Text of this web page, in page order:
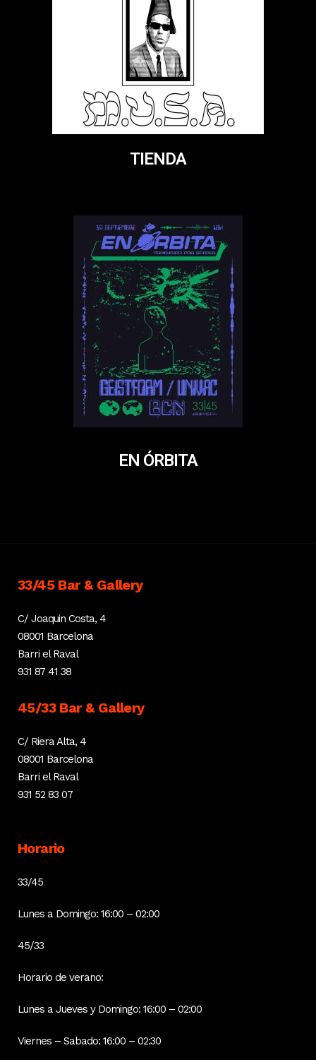
TIENDA
EN ÓRBITA
33/45 Bar & Gallery
C/ Joaquin Costa, 4
08001 Barcelona
Barri el Raval
931 87 41 38
45/33 Bar & Gallery
C/ Riera Alta, 4
08001 Barcelona
Barri el Raval
931 52 83 07
Horario
33/45
Lunes a Domingo: 16:00 – 02:00
45/33
Horario de verano:
Lunes a Jueves y Domingo: 16:00 – 02:00
Viernes – Sabado: 16:00 – 02:30